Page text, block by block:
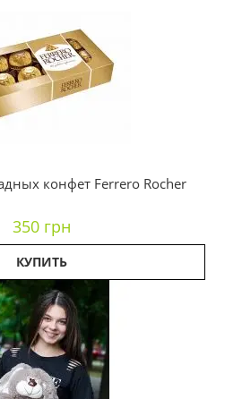
конфет Ferrero Rocher
350 грн
КУПИТЬ